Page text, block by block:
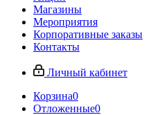
Магазины
Мероприятия
Корпоративные заказы
Контакты
Личный кабинет
Корзина0
Отложенные0